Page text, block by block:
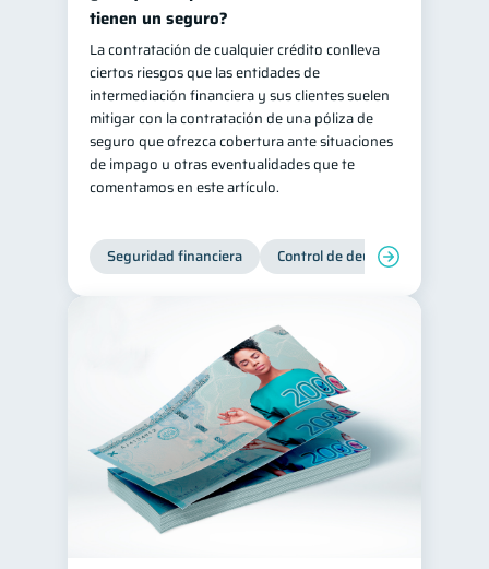
tienen un seguro?
La contratación de cualquier crédito conlleva
ciertos riesgos que las entidades de
intermediación financiera y sus clientes suelen
mitigar con la contratación de una póliza de
seguro que ofrezca cobertura ante situaciones
de impago u otras eventualidades que te
comentamos en este artículo.
Seguridad financiera Control de deudas